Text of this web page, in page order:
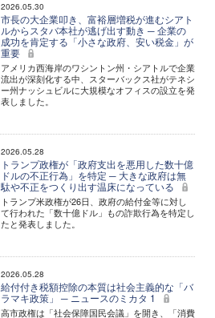
2026.05.30
市長の大企業叩き、富裕層増税が進むシアト
ルからスタバ本社が逃げ出す動き ─ 企業の
成功を肯定する「小さな政府、安い税金」が
重要
アメリカ西海岸のワシントン州・シアトルで企業
流出が深刻化する中、スターバックス社がテネシ
ー州ナッシュビルに大規模なオフィスの設立を発
表しました。
2026.05.28
トランプ政権が「政府支出を悪用した数十億
ドルの不正行為」を特定 ─ 大きな政府は無
駄や不正をつくり出す温床になっている
トランプ米政権が26日、政府の給付金等に対し
て行われた「数十億ドル」もの詐欺行為を特定し
たと発表しました。
2026.05.28
給付付き税額控除の本質は社会主義的な「バ
ラマキ政策」 ─ ニュースのミカタ 1
高市政権は「社会保障国民会議」を開き、「消費